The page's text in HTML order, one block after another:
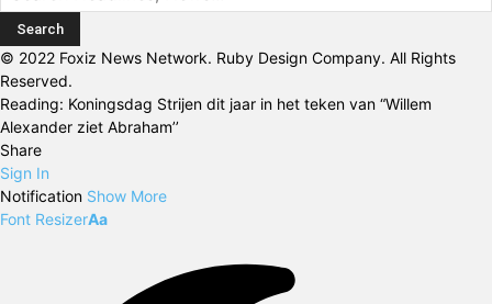
© 2022 Foxiz News Network. Ruby Design Company. All Rights
Reserved.
Reading: Koningsdag Strijen dit jaar in het teken van “Willem
Alexander ziet Abraham’’
Share
Sign In
Notification Show More
Font ResizerAa